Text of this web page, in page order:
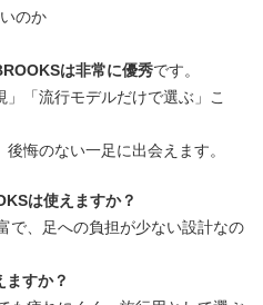
のか
は非常に優秀です。
「流行モデルだけで選ぶ」こ
悔のない一足に出会えます。
は使えますか？
で、足への負担が少ない設計なの
すか？